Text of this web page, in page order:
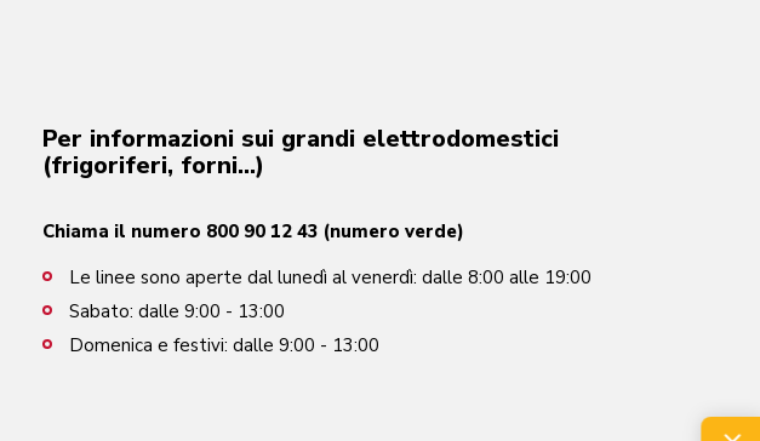
Per informazioni sui grandi elettrodomestici
(frigoriferi, forni…)
Chiama il numero 800 90 12 43 (numero verde)
Le linee sono aperte dal lunedì al venerdì: dalle 8:00 alle 19:00
Sabato: dalle 9:00 - 13:00
Domenica e festivi: dalle 9:00 - 13:00